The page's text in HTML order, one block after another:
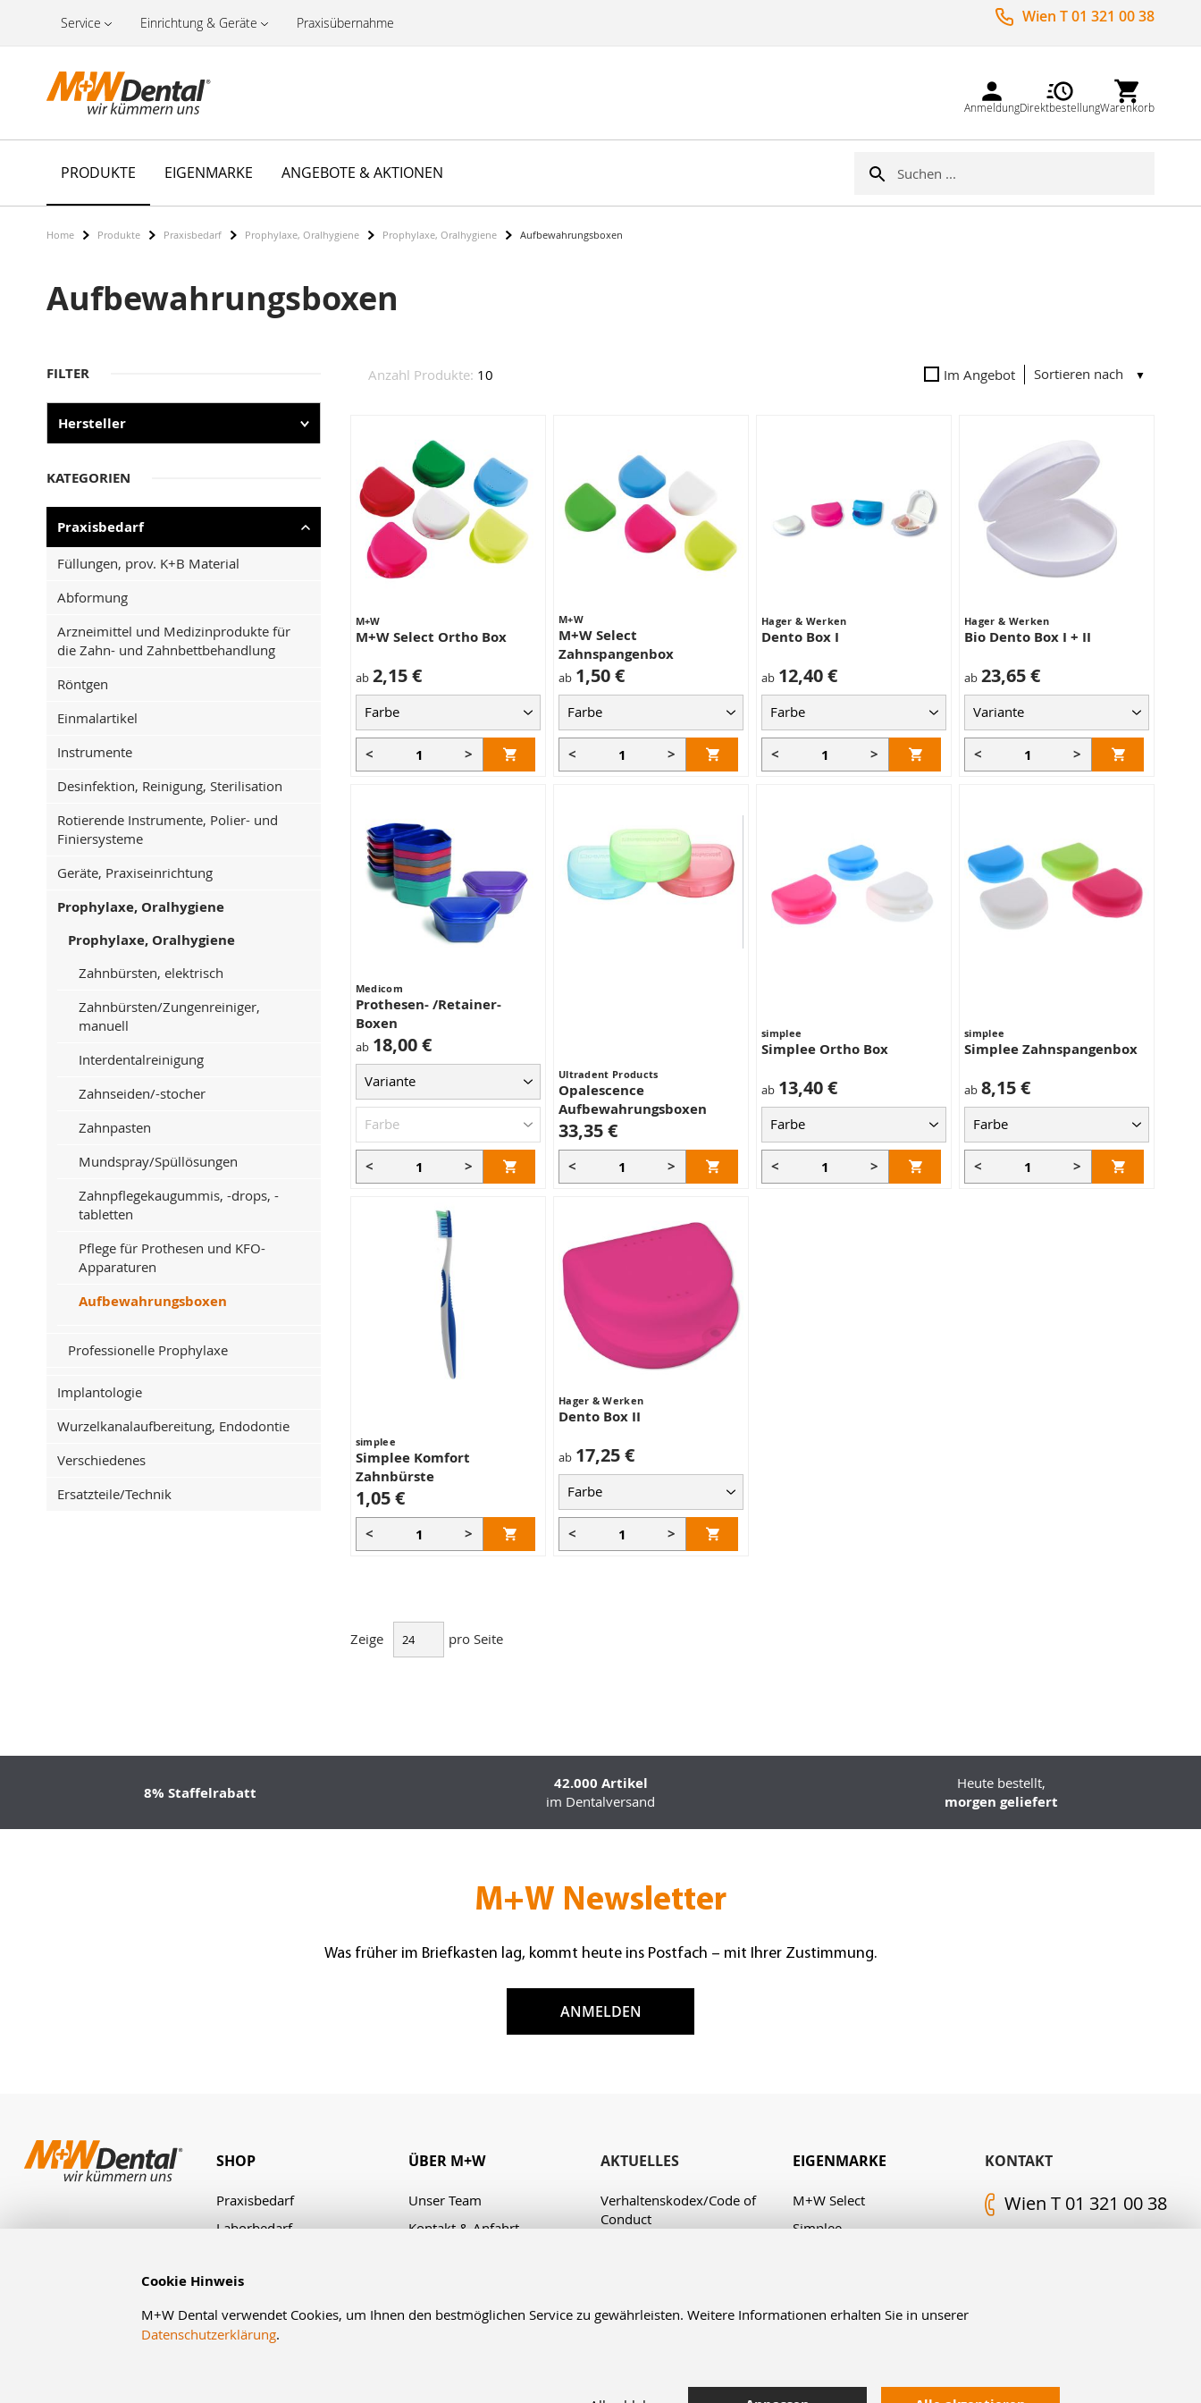
Cookie Hinweis
M+W Dental verwendet Cookies, um Ihnen den bestmöglichen Service zu gewährleisten. Weitere Informationen erhalten Sie in unserer
Datenschutzerklärung.
Service Einrichtung & Geräte Praxisübernahme Wien T 01 321 00 38
AnmeldungDirektbestellungWarenkorb
PRODUKTE EIGENMARKE ANGEBOTE & AKTIONEN Suche
Home Produkte Praxisbedarf Prophylaxe, Oralhygiene Prophylaxe, Oralhygiene Aufbewahrungsboxen
Aufbewahrungsboxen
Anzahl Produkte: 10 Im Angebot Sortieren nach
M+W
M+W Select Ortho Box
ab 2,15 €
< >
M+W
M+W Select
Zahnspangenbox
ab 1,50 €
< >
Hager & Werken
Dento Box I
ab 12,40 €
< >
Hager & Werken
Bio Dento Box I + II
ab 23,65 €
< >
Medicom
Prothesen- /Retainer-
Boxen
ab 18,00 €
< >
Ultradent Products
Opalescence
Aufbewahrungsboxen
33,35 €
< >
simplee
Simplee Ortho Box
ab 13,40 €
< >
simplee
Simplee Zahnspangenbox
ab 8,15 €
< >
simplee
Simplee Komfort
Zahnbürste
1,05 €
< >
Hager & Werken
Dento Box II
ab 17,25 €
< >
Zeige pro Seite
FILTER
Hersteller
KATEGORIEN
Praxisbedarf
Füllungen, prov. K+B Material
Abformung
Arzneimittel und Medizinprodukte für
die Zahn- und Zahnbettbehandlung
Röntgen
Einmalartikel
Instrumente
Desinfektion, Reinigung, Sterilisation
Rotierende Instrumente, Polier- und
Finiersysteme
Geräte, Praxiseinrichtung
Prophylaxe, Oralhygiene
Prophylaxe, Oralhygiene
Zahnbürsten, elektrisch
Zahnbürsten/Zungenreiniger,
manuell
Interdentalreinigung
Zahnseiden/-stocher
Zahnpasten
Mundspray/Spüllösungen
Zahnpflegekaugummis, -drops, -
tabletten
Pflege für Prothesen und KFO-
Apparaturen
Aufbewahrungsboxen
Professionelle Prophylaxe
Implantologie
Wurzelkanalaufbereitung, Endodontie
Verschiedenes
Ersatzteile/Technik
8% Staffelrabatt 42.000 Artikel
im Dentalversand
Heute bestellt,
morgen geliefert
M+W Newsletter
Was früher im Briefkasten lag, kommt heute ins Postfach – mit Ihrer Zustimmung.
ANMELDEN
KONTAKT
Wien T 01 321 00 38
SHOP
Praxisbedarf
Laborbedarf
ÜBER M+W
Unser Team
Kontakt & Anfahrt
AKTUELLES
Verhaltenskodex/Code of
Conduct
EIGENMARKE
M+W Select
Simplee